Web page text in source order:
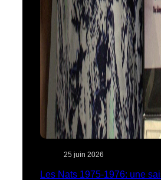
25 juin 2026
Les Nats 1975-1976: une